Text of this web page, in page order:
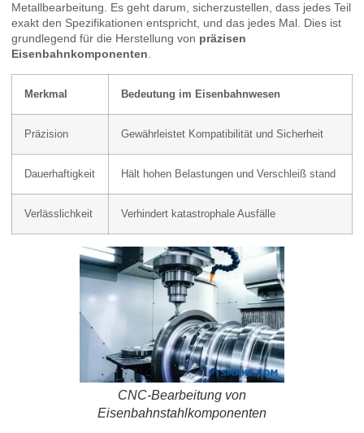
Metallbearbeitung. Es geht darum, sicherzustellen, dass jedes Teil
exakt den Spezifikationen entspricht, und das jedes Mal. Dies ist
grundlegend für die Herstellung von präzisen
Eisenbahnkomponenten.
Merkmal Bedeutung im Eisenbahnwesen
Präzision Gewährleistet Kompatibilität und Sicherheit
Dauerhaftigkeit Hält hohen Belastungen und Verschleiß stand
Verlässlichkeit Verhindert katastrophale Ausfälle
CNC-Bearbeitung von
Eisenbahnstahlkomponenten